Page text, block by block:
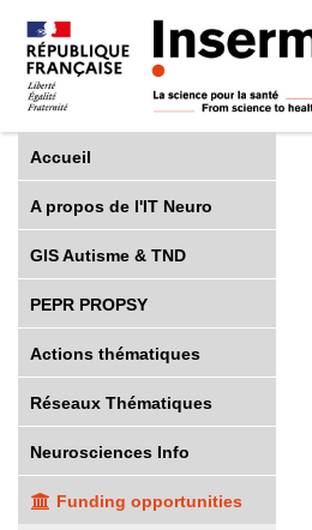
Accueil
A propos de l'IT Neuro
GIS Autisme & TND
PEPR PROPSY
Actions thématiques
Réseaux Thématiques
Neurosciences Info
Funding opportunities